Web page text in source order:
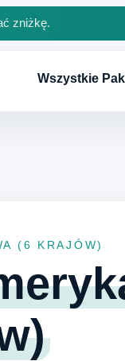
zniżkę.
Wszystkie
(6 KRAJÓW)